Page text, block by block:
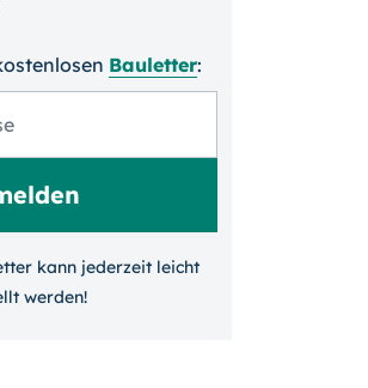
Bauletter:
kann jeder­zeit leicht
werden!